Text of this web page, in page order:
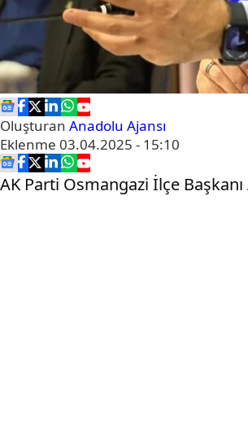
Oluşturan Anadolu Ajansı
Eklenme 03.04.2025 - 15:10
AK Parti Osmangazi İlçe